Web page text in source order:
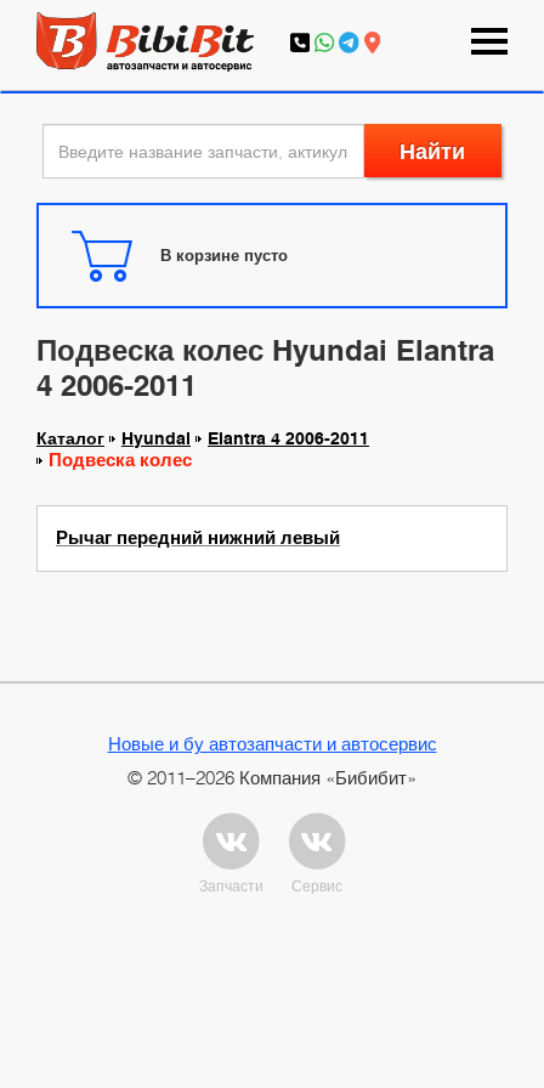
Найти
В корзине пусто
Подвеска колес Hyundai Elantra
4 2006-2011
Каталог Hyundai Elantra 4 2006-2011
Подвеска колес
Рычаг передний нижний левый
Новые и бу автозапчасти и автосервис
© 2011–2026 Компания «Бибибит»
Запчасти Сервис